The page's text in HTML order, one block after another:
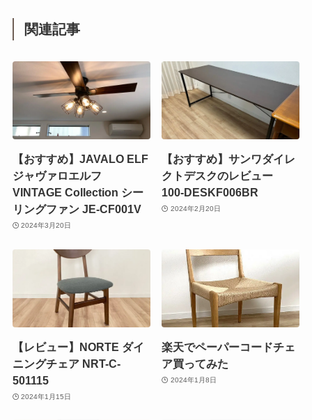
関連記事
【おすすめ】JAVALO ELF
ジャヴァロエルフ
VINTAGE Collection シー
リングファン JE-CF001V
2024年3月20日
【おすすめ】サンワダイレ
クトデスクのレビュー
100-DESKF006BR
2024年2月20日
【レビュー】NORTE ダイ
ニングチェア NRT-C-
501115
2024年1月15日
楽天でペーパーコードチェ
ア買ってみた
2024年1月8日